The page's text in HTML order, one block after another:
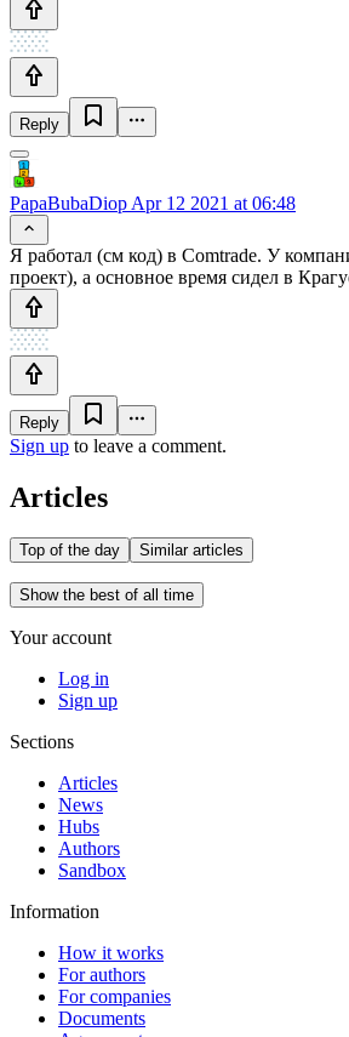
Reply
PapaBubaDiop Apr 12 2021 at 06:48
Я работал (см код) в Comtrade. У
проект), а основное время сидел в
Reply
Sign up to leave a comment.
Articles
Top of the day Similar articles
Show the best of all time
Your account
Log in
Sign up
Sections
Articles
News
Hubs
Authors
Sandbox
Information
How it works
For authors
For companies
Documents